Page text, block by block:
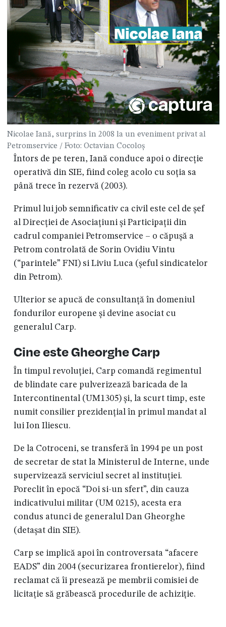
Nicolae Iană, surprins în 2008 la un eveniment privat al
Petromservice / Foto: Octavian Cocoloș
Întors de pe teren, Iană conduce apoi o direcție
operativă din SIE, fiind coleg acolo cu soția sa
până trece în rezervă (2003).
Primul lui job semnificativ ca civil este cel de șef
al Direcției de Asociațiuni și Participații din
cadrul companiei Petromservice – o căpușă a
Petrom controlată de Sorin Ovidiu Vintu
(“parintele” FNI) si Liviu Luca (șeful sindicatelor
din Petrom).
Ulterior se apucă de consultanță în domeniul
fondurilor europene și devine asociat cu
generalul Carp.
Cine este Gheorghe Carp
În timpul revoluției, Carp comandă regimentul
de blindate care pulverizează baricada de la
Intercontinental (UM1305) și, la scurt timp, este
numit consilier prezidențial în primul mandat al
lui Ion Iliescu.
De la Cotroceni, se transferă în 1994 pe un post
de secretar de stat la Ministerul de Interne, unde
supervizează serviciul secret al instituției.
Poreclit în epocă “Doi si-un sfert”, din cauza
indicativului militar (UM 0215), acesta era
condus atunci de generalul Dan Gheorghe
(detașat din SIE).
Carp se implică apoi în controversata “afacere
EADS” din 2004 (securizarea frontierelor), fiind
reclamat că îi presează pe membrii comisiei de
licitație să grăbească procedurile de achiziție.